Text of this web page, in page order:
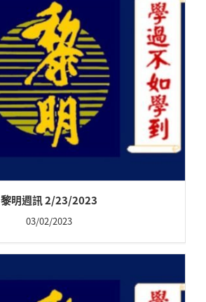
黎明週訊 2/23/2023
03/02/2023